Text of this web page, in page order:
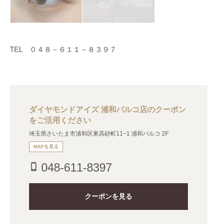
TEL ０４８－６１１－８３９７
ダイヤモンドアイズ 浦和パルコ店のクーポン
をご活用ください
埼玉県さいたま市浦和区東高砂町11−1 浦和パルコ 2F
MAPを見る
phone_iphone 048-611-8397
クーポンを見る